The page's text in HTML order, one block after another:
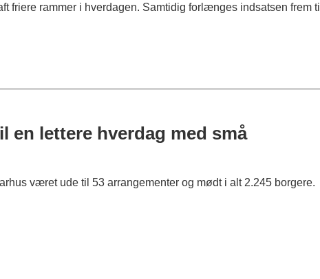
friere rammer i hverdagen. Samtidig forlænges indsatsen frem til
lettere hverdag med små
været ude til 53 arrangementer og mødt i alt 2.245 borgere.